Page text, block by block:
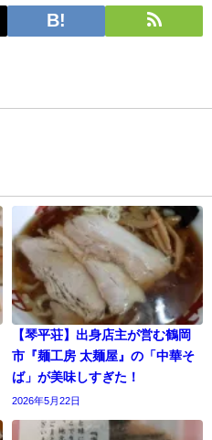
【琴平荘】出身店主が営む鶴岡
市『麺工房 太麺屋』の「中華そ
ば」が美味しすぎた！
2026年5月22日